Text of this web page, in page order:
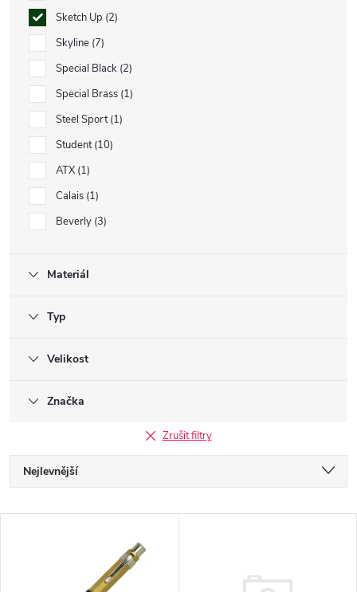
Sketch Up 2
Skyline 7
Special Black 2
Special Brass 1
Steel Sport 1
Student 10
ATX 1
Calais 1
Beverly 3
Materiál
Typ
Velikost
Značka
Zrušit filtry
Ř
a
Nejlevnější